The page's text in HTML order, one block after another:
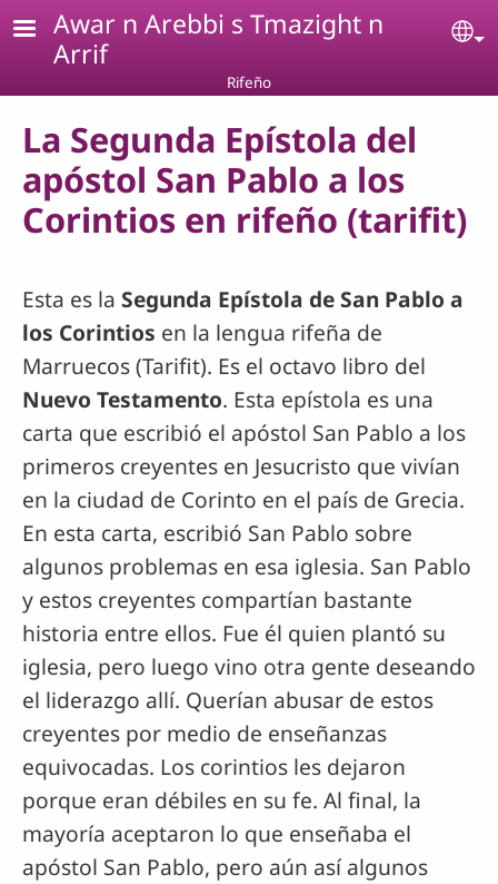
Pasar al contenido principal
Awar n Arebbi s Tmazight n
Arrif
Rifeño
La Segunda Epístola del
apóstol San Pablo a los
Corintios en rifeño (tarifit)
Esta es la Segunda Epístola de San Pablo a
los Corintios en la lengua rifeña de
Marruecos (Tarifit). Es el octavo libro del
Nuevo Testamento. Esta epístola es una
carta que escribió el apóstol San Pablo a los
primeros creyentes en Jesucristo que vivían
en la ciudad de Corinto en el país de Grecia.
En esta carta, escribió San Pablo sobre
algunos problemas en esa iglesia. San Pablo
y estos creyentes compartían bastante
historia entre ellos. Fue él quien plantó su
iglesia, pero luego vino otra gente deseando
el liderazgo allí. Querían abusar de estos
creyentes por medio de enseñanzas
equivocadas. Los corintios les dejaron
porque eran débiles en su fe. Al final, la
mayoría aceptaron lo que enseñaba el
apóstol San Pablo, pero aún así algunos